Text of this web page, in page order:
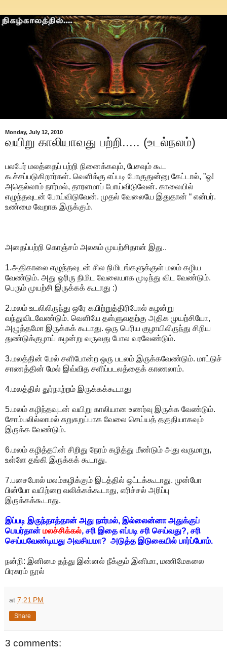
Monday, July 12, 2010
வயிறு காலியாவது பற்றி..... (உடல்நலம்)
பலபேர் மலத்தைப் பற்றி நினைக்கவும், பேசவும் கூட
கூச்சப்படுகிறார்கள். வெளிக்கு எப்படி போகுதுன்னு கேட்டால், ”ஓ!
அதெல்லாம் நார்மல், தாரளமாப் போய்விடுவேன். காலையில்
எழுந்தவுடன் போய்விடுவேன். முதல் வேலையே இதுதான் “ என்பர்.
உண்மை வேறாக இருக்கும்.
அதைப்பற்றி கொஞ்சம் அலசும் முயற்சிதான் இது..
1.அதிகாலை எழுந்தவுடன் சில நிமிடங்களுக்குள் மலம் கழிய
வேண்டும். அது ஓரிரு நிமிட வேலையாக முடிந்து விட வேண்டும்.
பெரும் முயற்சி இருக்கக் கூடாது :)
2.மலம் உடலிலிருந்து ஒரே கயிற்றுத்திரிபோல் கழன்று
வந்துவிடவேண்டும். வெளியே தள்ளுவதற்கு அதிக முயற்சியோ,
அழுத்தமோ இருக்கக் கூடாது. ஒரு பெரிய குழாயிலிருந்து சிறிய
துண்டுக்குழாய் கழன்று வருவது போல வரவேண்டும்.
3.மலத்தின் மேல் சளிபோன்ற ஒரு படலம் இருக்கவேண்டும். மாட்டுச்
சாணத்தின் மேல் இவ்வித சளிப்படலத்தைக் காணலாம்.
4.மலத்தில் துர்நாற்றம் இருக்கக்கூடாது
5.மலம் கழிந்தவுடன் வயிறு காலியான உணர்வு இருக்க வேண்டும்.
சோம்பலில்லாமல் சுறுசுறுப்பாக வேலை செய்யத் தகுதியாகவும்
இருக்க வேண்டும்.
6.மலம் கழித்தபின் சிறிது நேரம் கழித்து மீண்டும் அது வருமாறு,
உள்ளே தங்கி இருக்கக் கூடாது.
7.பசைபோல் மலம்கழிக்கும் இடத்தில் ஒட்டக்கூடாது. முன்போ
பின்போ வயிற்றை வலிக்கக்கூடாது, எரிச்சல் அரிப்பு
இருக்கக்கூடாது.
இப்படி இருந்தாத்தான் அது நார்மல், இல்லைன்னா அதுக்குப்
பெயர்தான் மலச்சிக்கல், சரி இதை எப்படி சரி செய்வது?, சரி
செய்யவேண்டியது அவசியமா? அடுத்த இடுகையில் பார்ப்போம்.
நன்றி: இனிமை தந்து இன்னல் நீக்கும் இனிமா, மணிமேகலை
பிரசுரம் நூல்
at 7:21 PM
Share
3 comments: